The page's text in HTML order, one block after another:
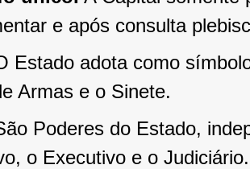
e após consulta
Estado adota como
Armas e o Sinete.
Poderes do Estado,
o Executivo e o Judiciário.